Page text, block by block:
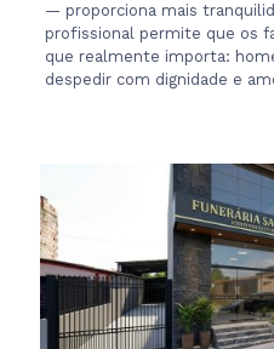
— proporciona mais
profissional permite que os
que realmente importa:
despedir com dignidade e